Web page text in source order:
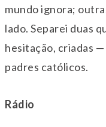
mundo ignora;
lado. Separei duas
hesitação, criadas
padres católicos.
Rádio